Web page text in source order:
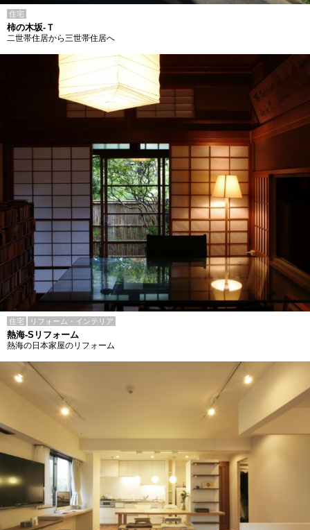
住宅
柿の木坂-Ｔ
二世帯住居から三世帯住居へ
住宅 リフォーム・インテリア
熱海-Sリフォーム
熱海の日本家屋のリフォーム